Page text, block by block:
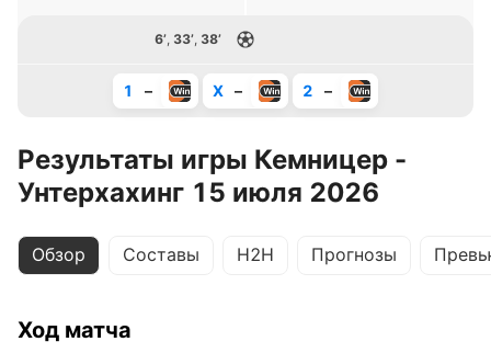
6’, 33’, 38’
1 – X – 2 –
Результаты игры Кемницер -
Унтерхахинг 15 июля 2026
Обзор Составы H2H Прогнозы
Ход матча